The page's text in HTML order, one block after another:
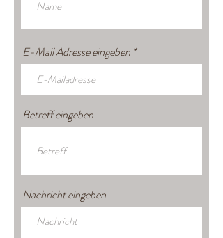
E-Mail Adresse eingeben
Betreff eingeben
Nachricht eingeben